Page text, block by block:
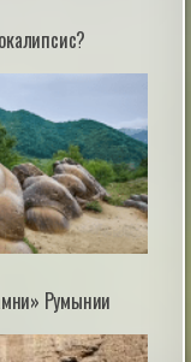
фильм
(2023). Жанр
подтекстом.
ссоры
в доме
Лидия
Румынии